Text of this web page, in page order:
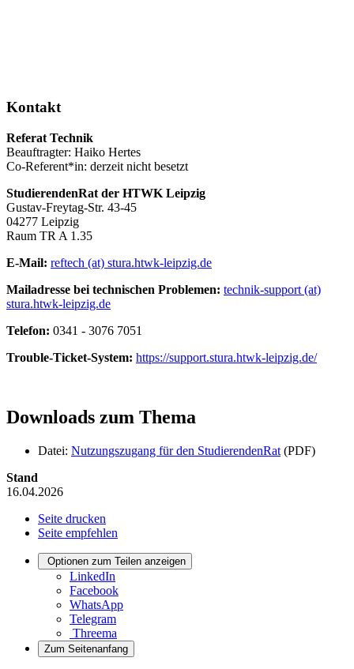
Kontakt
Referat Technik
Beauftragter: Haiko Hertes
Co-Referent*in: derzeit nicht besetzt
StudierendenRat der HTWK Leipzig
Gustav-Freytag-Str. 43-45
04277 Leipzig
Raum TR A 1.35
E-Mail: reftech (at) stura.htwk-leipzig.de
Mailadresse bei technischen Problemen: technik-support (at)
stura.htwk-leipzig.de
Telefon: 0341 - 3076 7051
Trouble-Ticket-System: https://support.stura.htwk-leipzig.de/
Downloads zum Thema
Datei: Nutzungszugang für den StudierendenRat (PDF)
Stand
16.04.2026
Seite drucken
Seite empfehlen
Optionen zum Teilen anzeigen
LinkedIn
Facebook
WhatsApp
Telegram
Threema
Zum Seitenanfang